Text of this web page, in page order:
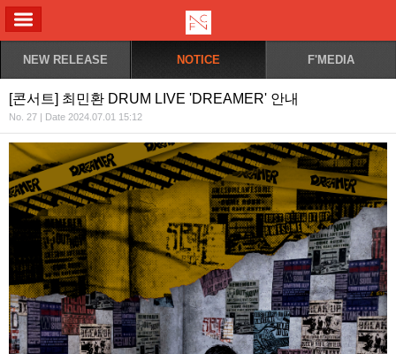
NEW RELEASE NOTICE F'MEDIA
[콘서트] 최민환 DRUM LIVE 'DREAMER' 안내
No. 27 | Date 2024.07.01 15:12